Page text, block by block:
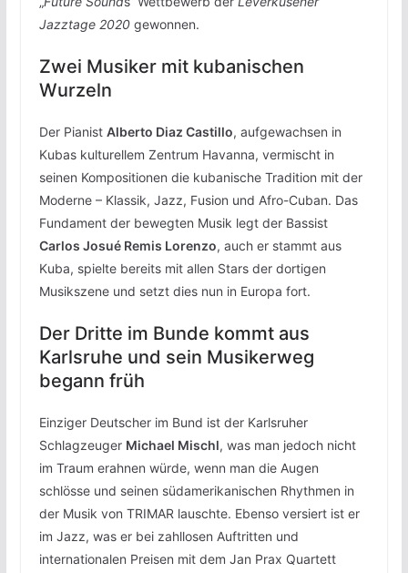
Jazztage 2020gewonnen.
Zwei Musiker mit kubanischen
Wurzeln
Der Pianist Alberto Diaz Castillo, aufgewachsen in
Kubas kulturellem Zentrum Havanna, vermischt in
seinen Kompositionen die kubanische Tradition mit der
Moderne – Klassik, Jazz, Fusion und Afro-Cuban. Das
Fundament der bewegten Musik legt der Bassist
Carlos Josué Remis Lorenzo, auch er stammt aus
Kuba, spielte bereits mit allen Stars der dortigen
Musikszene und setzt dies nun in Europa fort.
Der Dritte im Bunde kommt aus
Karlsruhe und sein Musikerweg
begann früh
Einziger Deutscher im Bund ist der Karlsruher
Schlagzeuger Michael Mischl, was man jedoch nicht
im Traum erahnen würde, wenn man die Augen
schlösse und seinen südamerikanischen Rhythmen in
der Musik von TRIMAR lauschte. Ebenso versiert ist er
im Jazz, was er bei zahllosen Auftritten und
internationalen Preisen mit dem Jan Prax Quartett